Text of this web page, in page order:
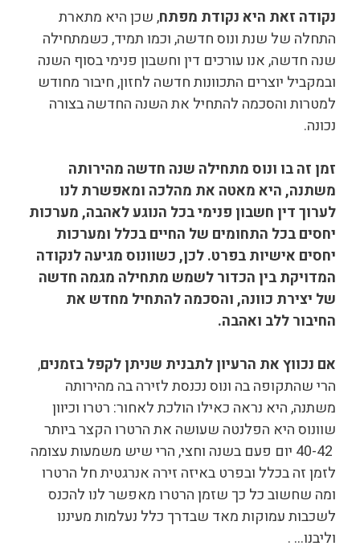
נקודה זאת היא נקודת מפתח, שכן היא מתארת
התחלה של שנת ונוס חדשה, וכמו תמיד, כשמתחילה
שנה חדשה, אנו עורכים דין וחשבון פנימי בסוף השנה
ובמקביל יוצרים התכוונות חדשה לחזון, חיבור מחודש
למטרות והסכמה להתחיל את השנה החדשה בצורה
נכונה.
זמן זה בו ונוס מתחילה שנה חדשה מהירותה
משתנה, היא מאטה את מהלכה ומאפשרת לנו
לערוך דין חשבון פנימי בכל הנוגע לאהבה, מערכות
יחסים בכל התחומים של החיים בכלל ומערכות
יחסים אישיות בפרט. לכן, כשוונוס מגיעה לנקודה
המדויקת בין הכדור לשמש מתחילה מגמה חדשה
של יצירת כוונה, והסכמה להתחיל מחדש את
החיבור ללב ואהבה.
אם נכווץ את הרעיון לתבנית שניתן לקפל בזמנים,
הרי שהתקופה בה ונוס נכנסת לזירה בה מהירותה
משתנה, היא נראה כאילו הולכת לאחור: רטרו וכיוון
שוונוס היא הפלנטה שעושה את הרטרו הקצר ביותר
40-42 יום פעם בשנה וחצי, הרי שיש משמעות עצומה
לזמן זה בכלל ובפרט באיזה זירה אנרגטית חל הרטרו
ומה שחשוב כל כך שזמן הרטרו מאפשר לנו להכנס
לשכבות עמוקות מאד שבדרך כלל נעלמות מעיננו
וליבנו… .